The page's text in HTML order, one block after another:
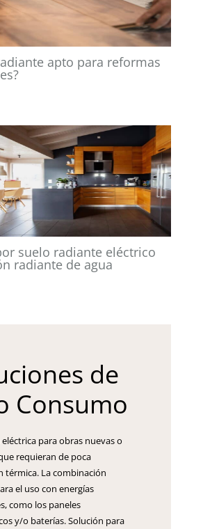
apto para reformas
suelo radiante eléctrico
radiante de agua
de
Consumo
para obras nuevas o
requieran de poca
térmica. La combinación
el uso con energías
como los paneles
y/o baterías. Solución para